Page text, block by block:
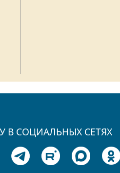
В СОЦИАЛЬНЫХ СЕТЯХ